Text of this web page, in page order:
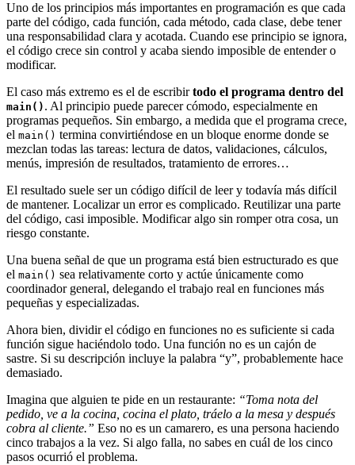
Uno de los principios más importantes en programación es que cada
parte del código, cada función, cada método, cada clase, debe tener
una responsabilidad clara y acotada. Cuando ese principio se ignora,
el código crece sin control y acaba siendo imposible de entender o
modificar.
El caso más extremo es el de escribirtodo el programa dentro del
main() . Al principio puede parecer cómodo, especialmente en
programas pequeños. Sin embargo, a medida que el programa crece,
el main() termina convirtiéndose en un bloque enorme donde se
mezclan todas las tareas: lectura de datos, validaciones, cálculos,
menús, impresión de resultados, tratamiento de errores…
El resultado suele ser un código difícil de leer y todavía más difícil
de mantener. Localizar un error es complicado. Reutilizar una parte
del código, casi imposible. Modificar algo sin romper otra cosa, un
riesgo constante.
Una buena señal de que un programa está bien estructurado es que
el main() sea relativamente corto y actúe únicamente como
coordinador general, delegando el trabajo real en funciones más
pequeñas y especializadas.
Ahora bien, dividir el código en funciones no es suficiente si cada
función sigue haciéndolo todo. Una función no es un cajón de
sastre. Si su descripción incluye la palabra “y”, probablemente hace
demasiado.
Imagina que alguien te pide en un restaurante: “Toma nota del
pedido, ve a la cocina, cocina el plato, tráelo a la mesa y después
cobra al cliente.” Eso no es un camarero, es una persona haciendo
cinco trabajos a la vez. Si algo falla, no sabes en cuál de los cinco
pasos ocurrió el problema.